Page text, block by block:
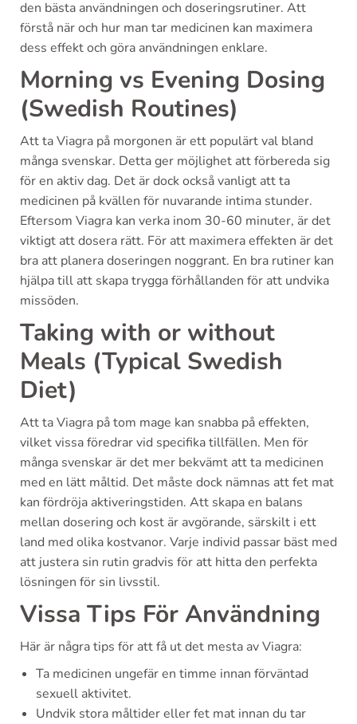
den bästa användningen och doseringsrutiner. Att
förstå när och hur man tar medicinen kan maximera
dess effekt och göra användningen enklare.
Morning vs Evening Dosing
(Swedish Routines)
Att ta Viagra på morgonen är ett populärt val bland
många svenskar. Detta ger möjlighet att förbereda sig
för en aktiv dag. Det är dock också vanligt att ta
medicinen på kvällen för nuvarande intima stunder.
Eftersom Viagra kan verka inom 30-60 minuter, är det
viktigt att dosera rätt. För att maximera effekten är det
bra att planera doseringen noggrant. En bra rutiner kan
hjälpa till att skapa trygga förhållanden för att undvika
missöden.
Taking with or without
Meals (Typical Swedish
Diet)
Att ta Viagra på tom mage kan snabba på effekten,
vilket vissa föredrar vid specifika tillfällen. Men för
många svenskar är det mer bekvämt att ta medicinen
med en lätt måltid. Det måste dock nämnas att fet mat
kan fördröja aktiveringstiden. Att skapa en balans
mellan dosering och kost är avgörande, särskilt i ett
land med olika kostvanor. Varje individ passar bäst med
att justera sin rutin gradvis för att hitta den perfekta
lösningen för sin livsstil.
Vissa Tips För Användning
Här är några tips för att få ut det mesta av Viagra:
Ta medicinen ungefär en timme innan förväntad
sexuell aktivitet.
Undvik stora måltider eller fet mat innan du tar